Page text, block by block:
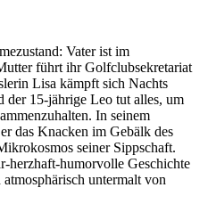
Vater ist im
führt ihr Golfclubsekretariat
Lisa kämpft sich Nachts
der 15-jährige Leo tut alles, um
In seinem
das Knacken im Gebälk des
seiner Sippschaft.
herzhaft-humorvolle Geschichte
untermalt von